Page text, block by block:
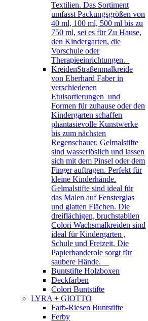
Textilien. Das Sortiment
umfasst Packungsgrößen von
40 ml, 100 ml, 500 ml bis zu
750 ml, sei es für Zu Hause,
den Kindergarten, die
Vorschule oder
Therapieeinrichtungen.
KreidenStraßenmalkreide
von Eberhard Faber in
verschiedenen
Etuisortierungen und
Formen für zuhause oder den
Kindergarten schaffen
phantasievolle Kunstwerke
bis zum nächsten
Regenschauer. Gelmalstifte
sind wasserlöslich und lassen
sich mit dem Pinsel oder dem
Finger auftragen. Perfekt für
kleine Kinderhände.
Gelmalstifte sind ideal für
das Malen auf Fensterglas
und glatten Flächen. Die
dreiflächigen, bruchstabilen
Colori Wachsmalkreiden sind
ideal für Kindergarten ,
Schule und Freizeit. Die
Papierbanderole sorgt für
saubere Hände.
Buntstifte Holzboxen
Deckfarben
Colori Buntstifte
LYRA + GIOTTO
Farb-Riesen Buntstifte
Ferby